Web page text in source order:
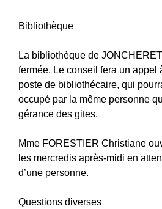
Bibliothèque
La bibliothèque de
fermée. Le conseil fera un appel
poste de bibliothécaire, qui
occupé par la même personne
gérance des gites.
Mme FORESTIER Christiane
les mercredis après-midi en
d’une personne.
Questions diverses